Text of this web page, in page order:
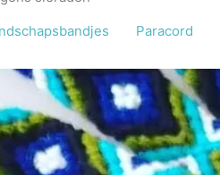
Paracord